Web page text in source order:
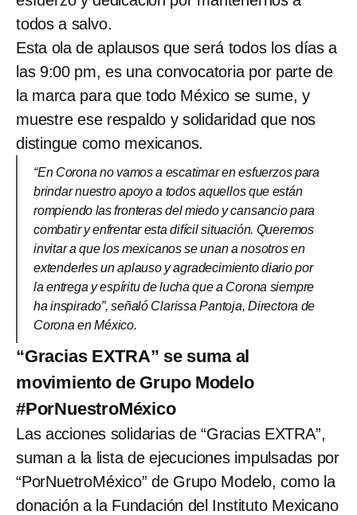
todos a salvo.
Esta ola de aplausos que será todos los días a
las 9:00 pm, es una convocatoria por parte de
la marca para que todo México se sume, y
muestre ese respaldo y solidaridad que nos
distingue como mexicanos.
“En Corona no vamos a escatimar en esfuerzos para
brindar nuestro apoyo a todos aquellos que están
rompiendo las fronteras del miedo y cansancio para
combatir y enfrentar esta difícil situación. Queremos
invitar a que los mexicanos se unan a nosotros en
extenderles un aplauso y agradecimiento diario por
la entrega y espíritu de lucha que a Corona siempre
ha inspirado”, señaló Clarissa Pantoja, Directora de
Corona en México.
“Gracias EXTRA” se suma al
movimiento de Grupo Modelo
#PorNuestroMéxico
Las acciones solidarias de “Gracias EXTRA”,
suman a la lista de ejecuciones impulsadas por
“PorNuetroMéxico” de Grupo Modelo, como la
donación a la Fundación del Instituto Mexicano